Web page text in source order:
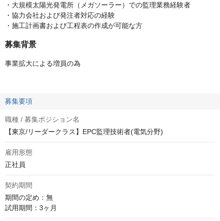
・大規模太陽光発電所（メガソーラー）での監理業務経験者
・協力会社および発注者対応の経験
・施工計画書および工程表の作成が可能な方
募集背景
事業拡大による増員の為
募集要項
職種 / 募集ポジション名
【東京/リーダークラス】EPC監理技術者(電気分野)
雇用形態
正社員
契約期間
期間の定め：無
試用期間：3ヶ月